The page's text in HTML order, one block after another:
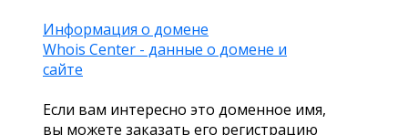
Информация о домене
Whois Center - данные о домене и
сайте
Если вам интересно это доменное имя,
вы можете заказать его регистрацию